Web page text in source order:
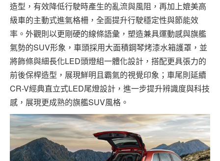
造型，有效降低行駛時產生的亂流與風阻，再加上媲美高
級車的主動式進氣格柵，全面提升行駛穩定性與節能效
率。外觀則以更剛硬的線條語彙，塑造兼具運動感與旗艦
氣勢的SUV形象，車頭採用大面積鋼琴烤漆水箱護罩，並
將飾條與細長化LED頭燈組一體化設計，搭配更具張力的
前後保桿造型，展現鮮明且霸氣的視覺印象；車尾則延續
CR-V經典直立式LED尾燈設計，進一步提升辨識度與科技
感，展現更成熟的旗艦SUV風格。